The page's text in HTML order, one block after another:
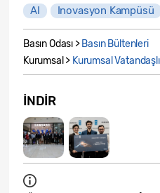
AI Inovasyon Kampüsü
Basın Odası > Basın Bültenleri
Kurumsal > Kurumsal
İNDIR